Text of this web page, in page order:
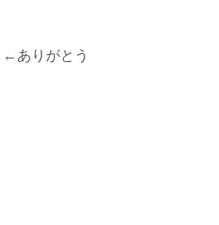
←ありがとう